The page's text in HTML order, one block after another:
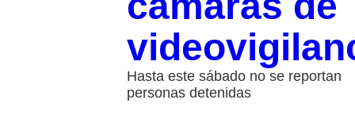
Hasta este sábado no se reportan
personas detenidas